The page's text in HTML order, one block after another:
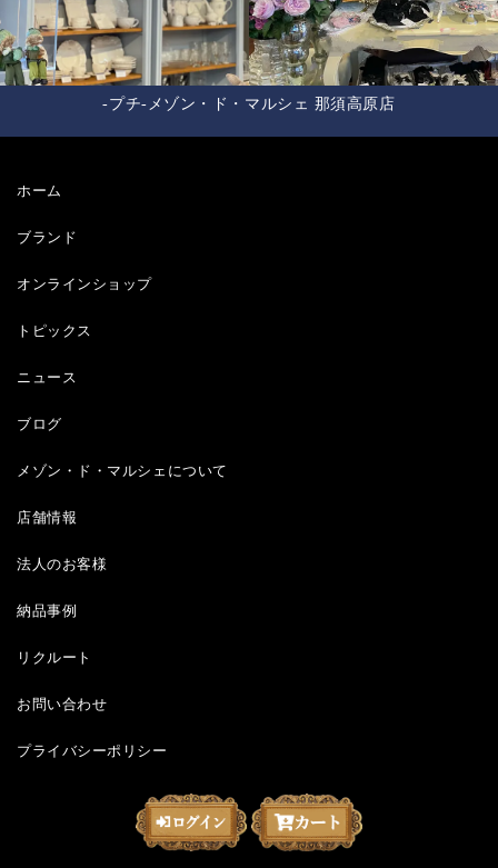
-プチ-メゾン・ド・マルシェ 那須高原店
ホーム
ブランド
オンラインショップ
トピックス
ニュース
ブログ
メゾン・ド・マルシェについて
店舗情報
法人のお客様
納品事例
リクルート
お問い合わせ
プライバシーポリシー